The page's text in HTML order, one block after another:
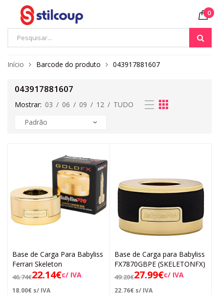
0
Início Barcode do produto 043917881607
043917881607
Mostrar: 03 / 06 / 09 / 12 / TUDO
Base de Carga Para Babyliss
Ferrari Skeleton
46.74€22.14€c/ IVA
18.00€ s/ IVA
Base de Carga para Babyliss
FX7870GBPE (SKELETONFX)
49.20€27.99€c/ IVA
22.76€ s/ IVA